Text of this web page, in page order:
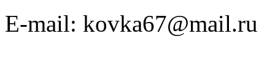
E-mail: kovka67@mail.ru